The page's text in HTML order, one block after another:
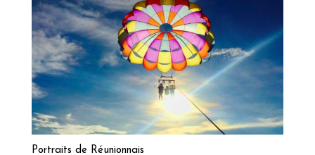
Lire la suite
Portraits de Réunionnais